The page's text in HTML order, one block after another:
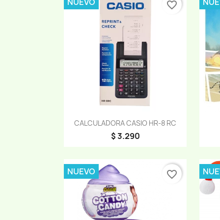
CALCULADORA CASIO HR-8 RC
$ 3.290
Vista rápida
favorite_border
NUEVO favorite_border